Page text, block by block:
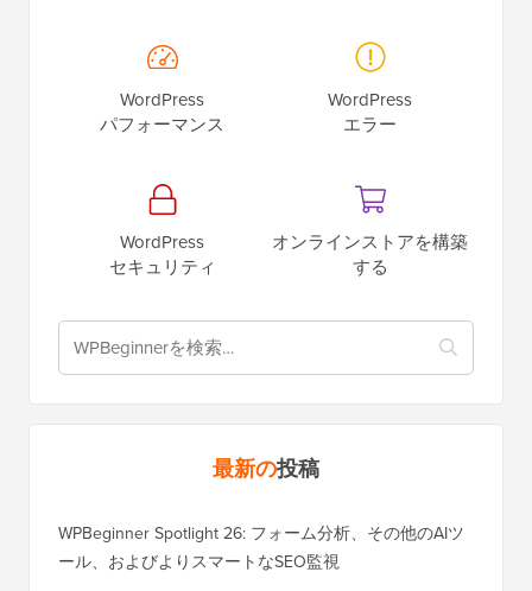
WordPress
パフォーマンス
WordPress
エラー
WordPress
セキュリティ
オンラインストアを構築
する
最新の投稿
WPBeginner Spotlight 26: フォーム分析、その他のAIツ
ール、およびよりスマートなSEO監視